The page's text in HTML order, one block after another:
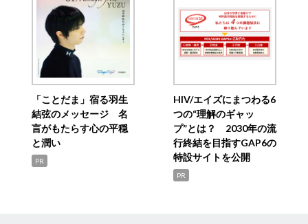
「ことだま」宿る羽生
結弦のメッセージ 名
言がもたらす心の平穏
と潤い
PR
HIV/エイズにまつわる6
つの“理解のギャッ
プ”とは？ 2030年の流
行終結を目指すGAP6の
特設サイトを公開
PR